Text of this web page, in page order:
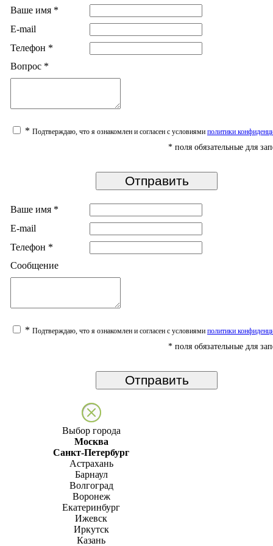
Ваше имя *
E-mail
Телефон *
Вопрос *
* Подтверждаю, что я ознакомлен и согласен с условиями политики
* поля обязательные для
Ваше имя *
E-mail
Телефон *
Сообщение
* Подтверждаю, что я ознакомлен и согласен с условиями политики
* поля обязательные для
Выбор города
Москва
Санкт-Петербург
Астрахань
Барнаул
Волгоград
Воронеж
Екатеринбург
Ижевск
Иркутск
Казань